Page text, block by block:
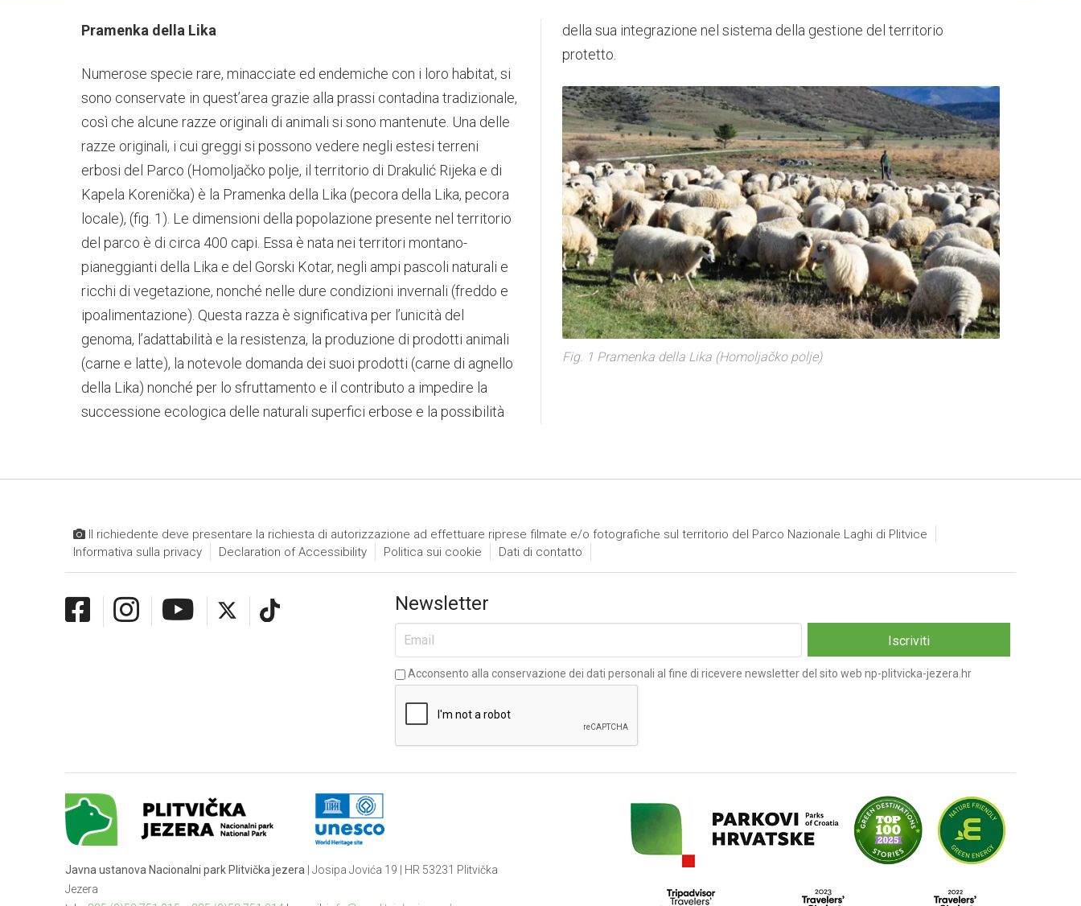
Pramenka della Lika
Numerose specie rare, minacciate ed endemiche con i loro habitat, si
sono conservate in quest’area grazie alla prassi contadina tradizionale,
così che alcune razze originali di animali si sono mantenute. Una delle
razze originali, i cui greggi si possono vedere negli estesi terreni
erbosi del Parco (Homoljačko polje, il territorio di Drakulić Rijeka e di
Kapela Korenička) è la Pramenka della Lika (pecora della Lika, pecora
locale), (fig. 1). Le dimensioni della popolazione presente nel territorio
del parco è di circa 400 capi. Essa è nata nei territori montano-
pianeggianti della Lika e del Gorski Kotar, negli ampi pascoli naturali e
ricchi di vegetazione, nonché nelle dure condizioni invernali (freddo e
ipoalimentazione). Questa razza è significativa per l’unicità del
genoma, l’adattabilità e la resistenza, la produzione di prodotti animali
(carne e latte), la notevole domanda dei suoi prodotti (carne di agnello
della Lika) nonché per lo sfruttamento e il contributo a impedire la
successione ecologica delle naturali superfici erbose e la possibilità
della sua integrazione nel sistema della gestione del territorio
protetto.
Fig. 1 Pramenka della Lika (Homoljačko polje)
Il richiedente deve presentare la richiesta di autorizzazione ad effettuare riprese filmate e/o fotografiche sul territorio del Parco Nazionale Laghi di Plitvice
Informativa sulla privacy
Declaration of Accessibility Politica sui cookie Dati di contatto
Newsletter
Acconsento alla conservazione dei dati personali al fine di ricevere newsletter del sito web np-plitvicka-jezera.hr
Javna ustanova Nacionalni park Plitvička jezera| Josipa Jovića 19 | HR 53231 Plitvička
Jezera